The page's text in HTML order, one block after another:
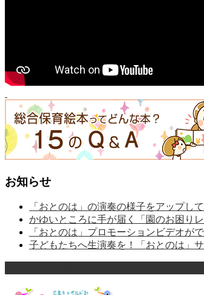
お知らせ
「おとのは」の演奏の様子をアップし
かゆいところに手が届く「園のお困りレ
「おとのは」プロモーションビデオが
子どもたちへ生演奏を！「おとのは」サ